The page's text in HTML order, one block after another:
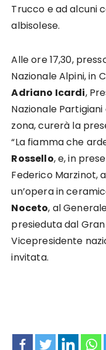
Trucco e ad alcuni
albisolese.
Alle ore 17,30,
Nazionale Alpini, in
Adriano Icardi,
Nazionale
zona, curerà la
“La fiamma che
Rossello, e, in
Federico Marzinot,
un’opera in
Noceto, al
presieduta dal
Vicepresidente
invitata.